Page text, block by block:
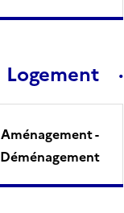
Logement
Aménagement -
Déménagement